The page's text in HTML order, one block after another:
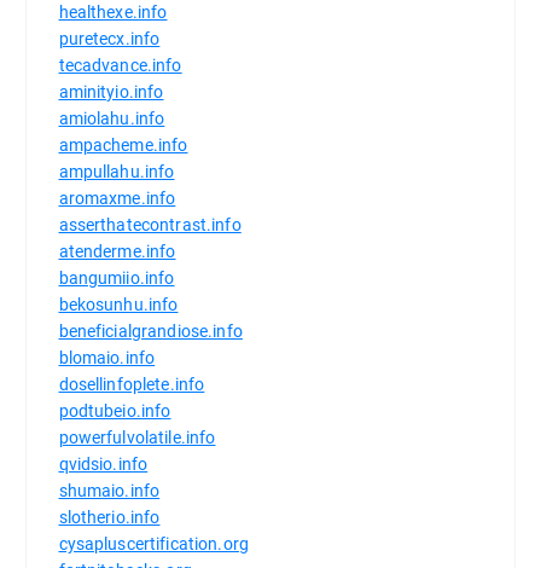
healthexe.info
puretecx.info
tecadvance.info
aminityio.info
amiolahu.info
ampacheme.info
ampullahu.info
aromaxme.info
asserthatecontrast.info
atenderme.info
bangumiio.info
bekosunhu.info
beneficialgrandiose.info
blomaio.info
dosellinfoplete.info
podtubeio.info
powerfulvolatile.info
qvidsio.info
shumaio.info
slotherio.info
cysapluscertification.org